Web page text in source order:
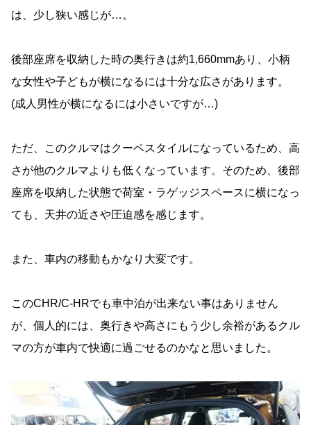
は、少し狭い感じが…。
後部座席を収納した時の奥行きは約1,660mmあり、小柄
な女性や子どもが横になるには十分な広さがあります。
(成人男性が横になるには小さいですが…)
ただ、このクルマはクーペスタイルになっているため、高
さが他のクルマよりも低くなっています。そのため、後部
座席を収納した状態で荷室・ラゲッジスペースに横になっ
ても、天井の近さや圧迫感を感じます。
また、車内の移動もかなり大変です。
このCHR/C-HRでも車中泊が出来ない事はありません
が、個人的には、奥行きや高さにもう少し余裕があるクル
マの方が車内で快適に過ごせるのかなと思いました。